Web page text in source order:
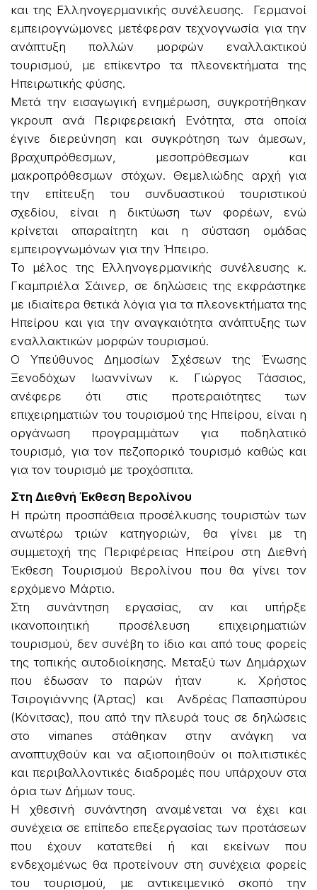
και της Ελληνογερμανικής συνέλευσης. Γερμανοί
εμπειρογνώμονες μετέφεραν τεχνογνωσία για την
ανάπτυξη πολλών μορφών εναλλακτικού
τουρισμού, με επίκεντρο τα πλεονεκτήματα της
Ηπειρωτικής φύσης.
Μετά την εισαγωγική ενημέρωση, συγκροτήθηκαν
γκρουπ ανά Περιφερειακή Ενότητα, στα οποία
έγινε διερεύνηση και συγκρότηση των άμεσων,
βραχυπρόθεσμων, μεσοπρόθεσμων και
μακροπρόθεσμων στόχων. Θεμελιώδης αρχή για
την επίτευξη του συνδυαστικού τουριστικού
σχεδίου, είναι η δικτύωση των φορέων, ενώ
κρίνεται απαραίτητη και η σύσταση ομάδας
εμπειρογνωμόνων για την Ήπειρο.
Το μέλος της Ελληνογερμανικής συνέλευσης κ.
Γκαμπριέλα Σάινερ, σε δηλώσεις της εκφράστηκε
με ιδιαίτερα θετικά λόγια για τα πλεονεκτήματα της
Ηπείρου και για την αναγκαιότητα ανάπτυξης των
εναλλακτικών μορφών τουρισμού.
Ο Υπεύθυνος Δημοσίων Σχέσεων της Ένωσης
Ξενοδόχων Ιωαννίνων κ. Γιώργος Τάσσιος,
ανέφερε ότι στις προτεραιότητες των
επιχειρηματιών του τουρισμού της Ηπείρου, είναι η
οργάνωση προγραμμάτων για ποδηλατικό
τουρισμό, για τον πεζοπορικό τουρισμό καθώς και
για τον τουρισμό με τροχόσπιτα.
Στη Διεθνή Έκθεση Βερολίνου
Η πρώτη προσπάθεια προσέλκυσης τουριστών των
ανωτέρω τριών κατηγοριών, θα γίνει με τη
συμμετοχή της Περιφέρειας Ηπείρου στη Διεθνή
Έκθεση Τουρισμού Βερολίνου που θα γίνει τον
ερχόμενο Μάρτιο.
Στη συνάντηση εργασίας, αν και υπήρξε
ικανοποιητική προσέλευση επιχειρηματιών
τουρισμού, δεν συνέβη το ίδιο και από τους φορείς
της τοπικής αυτοδιοίκησης. Μεταξύ των Δημάρχων
που έδωσαν το παρών ήταν κ. Χρήστος
Τσιρογιάννης (Άρτας) και Ανδρέας Παπασπύρου
(Κόνιτσας), που από την πλευρά τους σε δηλώσεις
στο vimanes στάθηκαν στην ανάγκη να
αναπτυχθούν και να αξιοποιηθούν οι πολιτιστικές
και περιβαλλοντικές διαδρομές που υπάρχουν στα
όρια των Δήμων τους.
Η χθεσινή συνάντηση αναμένεται να έχει και
συνέχεια σε επίπεδο επεξεργασίας των προτάσεων
που έχουν κατατεθεί ή και εκείνων που
ενδεχομένως θα προτείνουν στη συνέχεια φορείς
του τουρισμού, με αντικειμενικό σκοπό την